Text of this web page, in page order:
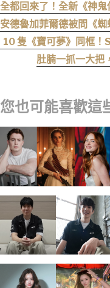
全都回來了！全新《神
安德魯加菲爾德被問《
10 隻《寶可夢》同框！
肚腩一抓一大把
您也可能喜歡這